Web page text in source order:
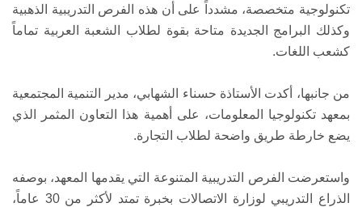
تكنولوجية متخصصة، مشدداً على أن هذه الفرص التدريبية الذهبية
وكذلك البرامج الجديدة متاحة بقوة لطلاب الشعبة العربية تماماً
كشعب اللغات.
من جانبها، أكدت الأستاذة حسناء الشهابي، مدير التنمية المجتمعية
بمعهد تكنولوجيا المعلومات، على أهمية هذا التعاون المثمر الذي
يضع خارطة طريق واضحة لطلاب التجارة.
واستعرضت الفرص التدريبية المتنوعة التي يقدمها المعهد، بوصفه
الذراع التدريبي لوزارة الاتصالات بخبرة تمتد لأكثر من 30 عاماً،